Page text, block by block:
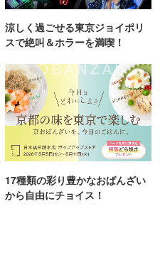
涼しく過ごせる東京ジョイポリ
スで絶叫＆ホラーを満喫！
17種類の彩り豊かなおばんざい
から自由にチョイス！